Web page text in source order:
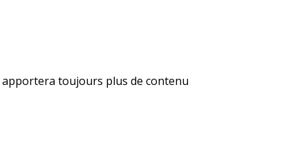
toujours plus de contenu